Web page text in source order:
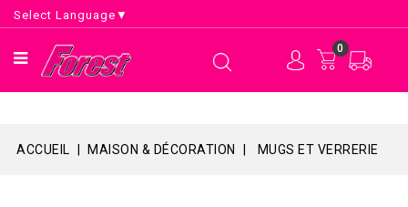
Select Language ▼
0
ACCUEIL MAISON & DÉCORATION MUGS ET VERRERIE